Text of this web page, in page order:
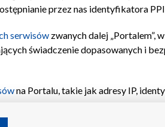
przez nas identyfikatora
serwisów zwanych dalej „Portalem”,
świadczenie dopasowanych i
na Portalu, takie jak adresy IP,
lub dostęp do nich,